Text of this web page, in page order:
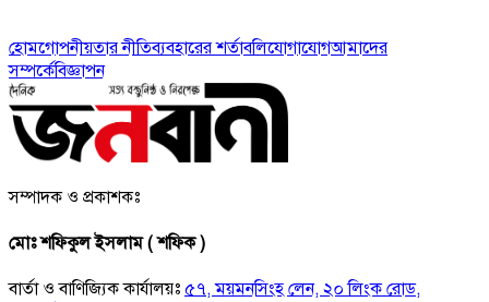
হোমগোপনীয়তার নীতিব্যবহারের শর্তাবলিযোগাযোগআমাদের
সম্পর্কেবিজ্ঞাপন
সম্পাদক ও প্রকাশকঃ
মোঃ শফিকুল ইসলাম ( শফিক )
বার্তা ও বাণিজ্যিক কার্যালয়ঃ ৫৭, ময়মনসিংহ লেন, ২০ লিংক রোড,